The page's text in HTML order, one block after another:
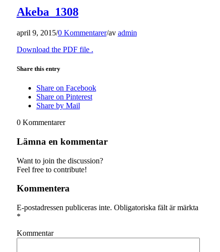
Akeba_1308
april 9, 2015/0 Kommentarer/av admin
Download the PDF file .
Share this entry
Share on Facebook
Share on Pinterest
Share by Mail
0 Kommentarer
Lämna en kommentar
Want to join the discussion?
Feel free to contribute!
Kommentera
E-postadressen publiceras inte. Obligatoriska fält är märkta
*
Kommentar